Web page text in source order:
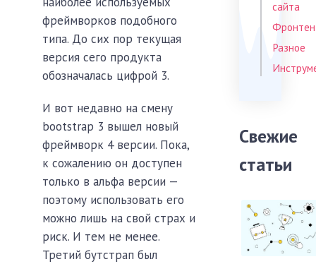
фреймворков подобного
типа. До сих пор текущая
версия сего продукта
обозначалась цифрой 3.
И вот недавно на смену
bootstrap 3 вышел новый
фреймворк 4 версии. Пока,
к сожалению он доступен
только в альфа версии —
поэтому использовать его
можно лишь на свой страх и
риск. И тем не менее.
Третий бутстрап был
сайта
Разное
Свежие
статьи